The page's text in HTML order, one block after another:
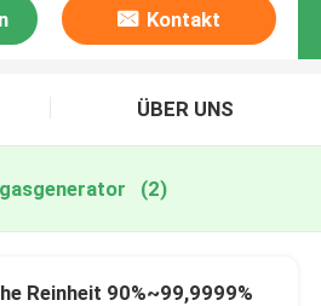
Kontakt
ÜBER UNS
(2)
Reinheit 90%~99,9999%